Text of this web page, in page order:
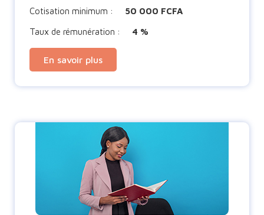
Cotisation minimum : 50 000 FCFA
Taux de rémunération : 4 %
En savoir plus